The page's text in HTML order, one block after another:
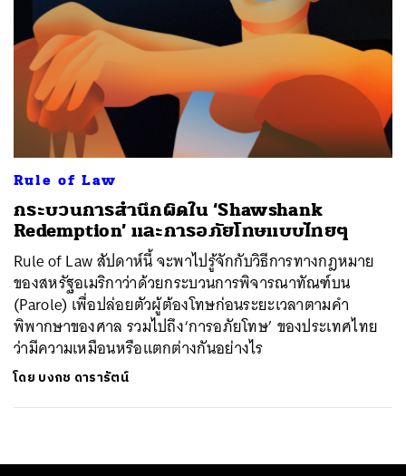
Rule of Law
กระบวนการสำนึกผิดใน ‘Shawshank
Redemption’ และการอภัยโทษแบบไทยๆ
Rule of Law สัปดาห์นี้ จะพาไปรู้จักกับวิธีการทางกฎหมาย
ของสหรัฐอเมริกาว่าด้วยกระบวนการพิจารณาทัณฑ์บน
(Parole) เพื่อปล่อยตัวผู้ต้องโทษก่อนระยะเวลาตามคำ
พิพากษาของศาล รวมไปถึง‘การอภัยโทษ’ ของประเทศไทย
ว่ามีความเหมือนหรือแตกต่างกันอย่างไร
โดย บงกช ดารารัตน์
ค้นหา
SHARE TWEET LINE EMAIL